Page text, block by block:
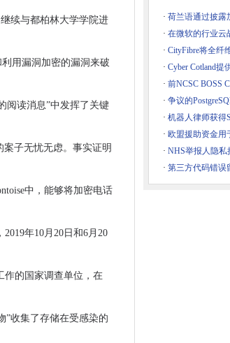
续与都柏林大学学院进
用漏洞加密的漏洞来破
阅读消息”中发挥了关键
子无忧无虑。事实证明
中，能够将加密电话
年10月20日和6月20
作的国家调查单位，在
”收集了存储在受感染的
· 荷兰语通过披露
· 在微软的行业云
· CityFibre将全纤
· Cyber​​ Cotland
· 前NCSC BOSS
· 争议的
· 机器人律师获得
· 欧盟援助资金用
· NHS举报人隐
· 第三方代码错误